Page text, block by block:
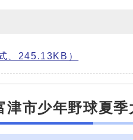
、245.13KB）
津市少年野球夏